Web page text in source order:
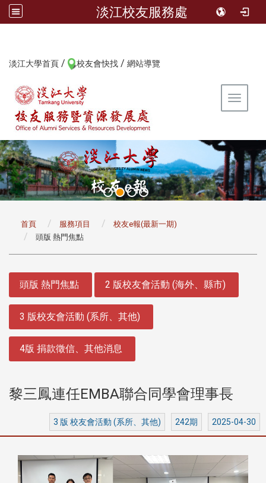
淡江校友服務處
淡江大學首頁 / 校友會快找 / 網站導覽
Toggle
首頁 服務項目
校友e報(最新一期)
頭版 熱門焦點
頭版 熱門焦點 2 版校友會活動 (海外、縣市)
3 版校友會活動 (系所、其他)
4版 捐款徵信、其他消息
黎三鳳連任EMBA聯合同學會理事長
3 版 校友會活動 (系所、其他) 242期 2025-04-30